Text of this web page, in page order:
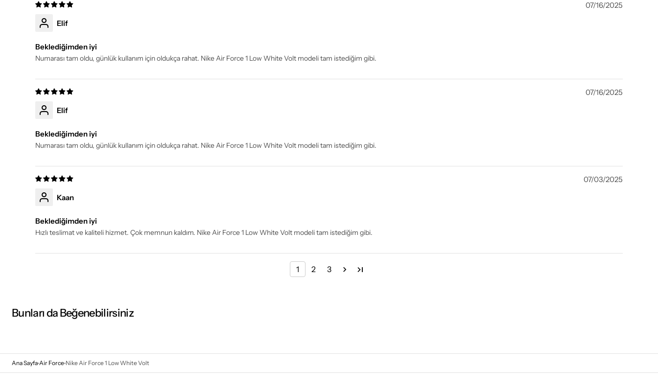
07/16/2025
Elif
Beklediğimden iyi
Numarası tam oldu, günlük kullanım için oldukça rahat. Nike Air Force 1 Low White Volt modeli tam istediğim gibi.
07/16/2025
Elif
Beklediğimden iyi
Numarası tam oldu, günlük kullanım için oldukça rahat. Nike Air Force 1 Low White Volt modeli tam istediğim gibi.
07/03/2025
Kaan
Beklediğimden iyi
Hızlı teslimat ve kaliteli hizmet. Çok memnun kaldım. Nike Air Force 1 Low White Volt modeli tam istediğim gibi.
1 2 3
Bunları da Beğenebilirsiniz
Ana Sayfa Air Force Nike Air Force 1 Low White Volt